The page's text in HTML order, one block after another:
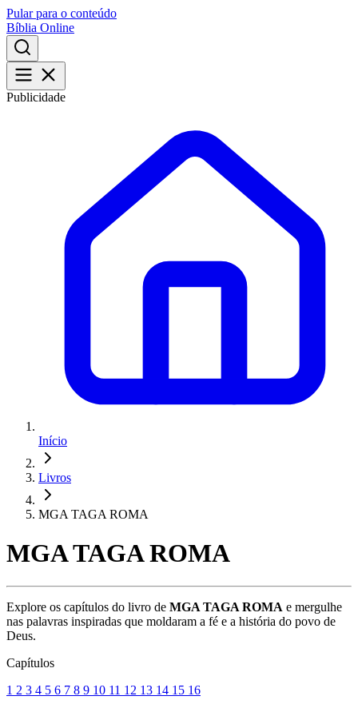
Pular para o conteúdo
Bíblia Online
Publicidade
Início
Livros
MGA TAGA ROMA
MGA TAGA ROMA
Explore os capítulos do livro de MGA TAGA ROMA e mergulhe
nas palavras inspiradas que moldaram a fé e a história do povo de
Deus.
Capítulos
1 2 3 4 5 6 7 8 9 10 11 12 13 14 15 16